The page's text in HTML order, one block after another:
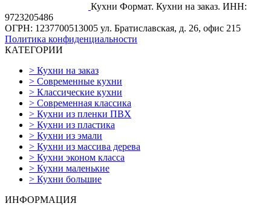
Кухни Формат. Кухни на заказ. ИНН:
9723205486
ОГРН: 1237700513005 ул. Братиславская, д. 26, офис 215
Политика конфиденциальности
КАТЕГОРИИ
> Кухни на заказ
> Современные кухни
> Классические кухни
> Современная классика
> Кухни из пленки ПВХ
> Кухни из пластика
> Кухни из эмали
> Кухни из массива дерева
> Кухни эконом класса
> Кухни маленькие
> Кухни большие
ИНФОРМАЦИЯ